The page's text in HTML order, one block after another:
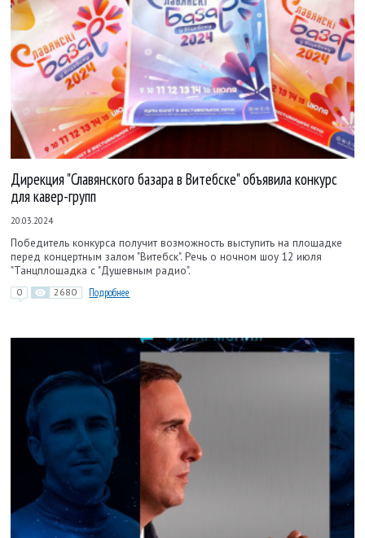
Дирекция "Славянского базара в Витебске" объявила конкурс
для кавер-групп
20.03.2024
Победитель конкурса получит возможность выступить на площадке
перед концертным залом "Витебск". Речь о ночном шоу 12 июля
"Танцплощадка с "Душевным радио".
0 2680 Подробнее